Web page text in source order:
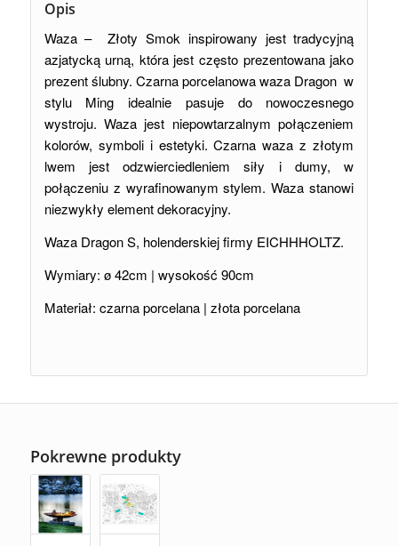
Opis
Waza – Złoty Smok inspirowany jest tradycyjną
azjatycką urną, która jest często prezentowana jako
prezent ślubny. Czarna porcelanowa waza Dragon w
stylu Ming idealnie pasuje do nowoczesnego
wystroju. Waza jest niepowtarzalnym połączeniem
kolorów, symboli i estetyki. Czarna waza z złotym
lwem jest odzwierciedleniem siły i dumy, w
połączeniu z wyrafinowanym stylem. Waza stanowi
niezwykły element dekoracyjny.
Waza Dragon S, holenderskiej firmy EICHHHOLTZ.
Wymiary: ø 42cm | wysokość 90cm
Materiał: czarna porcelana | złota porcelana
Pokrewne produkty